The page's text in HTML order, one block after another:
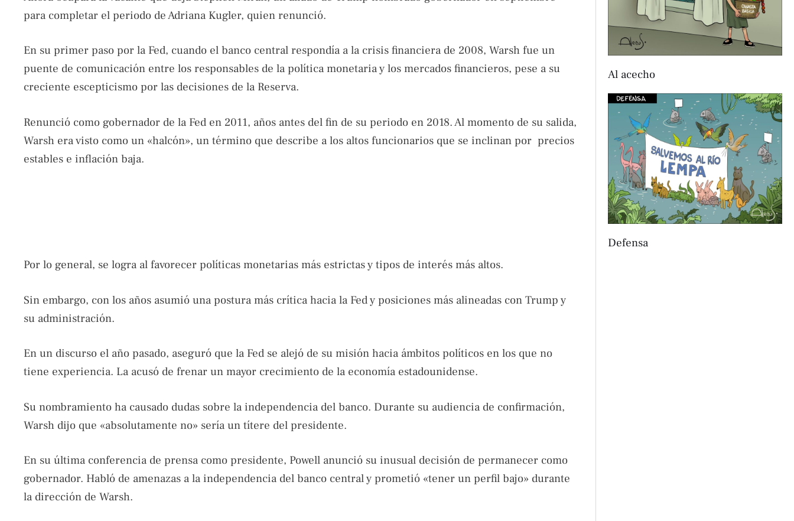
para completar el periodo de Adriana Kugler, quien renunció.
En su primer paso por la Fed, cuando el banco central respondía a la crisis financiera de 2008, Warsh fue un
puente de comunicación entre los responsables de la política monetaria y los mercados financieros, pese a su
creciente escepticismo por las decisiones de la Reserva.
Renunció como gobernador de la Fed en 2011, años antes del fin de su periodo en 2018. Al momento de su salida,
Warsh era visto como un «halcón», un término que describe a los altos funcionarios que se inclinan por precios
estables e inflación baja.
Por lo general, se logra al favorecer políticas monetarias más estrictas y tipos de interés más altos.
Sin embargo, con los años asumió una postura más crítica hacia la Fed y posiciones más alineadas con Trump y
su administración.
En un discurso el año pasado, aseguró que la Fed se alejó de su misión hacia ámbitos políticos en los que no
tiene experiencia. La acusó de frenar un mayor crecimiento de la economía estadounidense.
Su nombramiento ha causado dudas sobre la independencia del banco. Durante su audiencia de confirmación,
Warsh dijo que «absolutamente no» sería un títere del presidente.
En su última conferencia de prensa como presidente, Powell anunció su inusual decisión de permanecer como
gobernador. Habló de amenazas a la independencia del banco central y prometió «tener un perfil bajo» durante
la dirección de Warsh.
Al acecho
Defensa